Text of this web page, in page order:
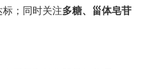
；同时关注多糖、甾体皂苷